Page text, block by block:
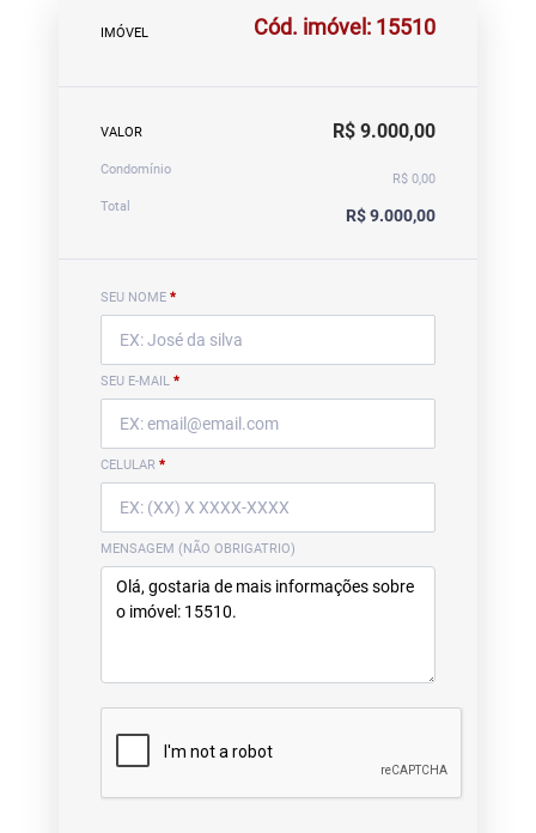
IMÓVEL Cód. imóvel: 15510
VALOR R$ 9.000,00
Condomínio
R$ 0,00
Total
R$ 9.000,00
SEU NOME *
SEU E-MAIL *
CELULAR *
MENSAGEM (NÃO OBRIGATRIO)